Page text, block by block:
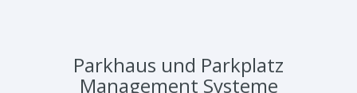
Parkhaus und Parkplatz
Management Systeme